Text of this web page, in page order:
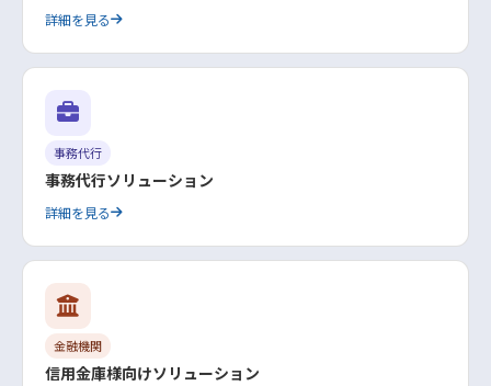
詳細を見る
事務代行
事務代行ソリューション
詳細を見る
金融機関
信用金庫様向けソリューション